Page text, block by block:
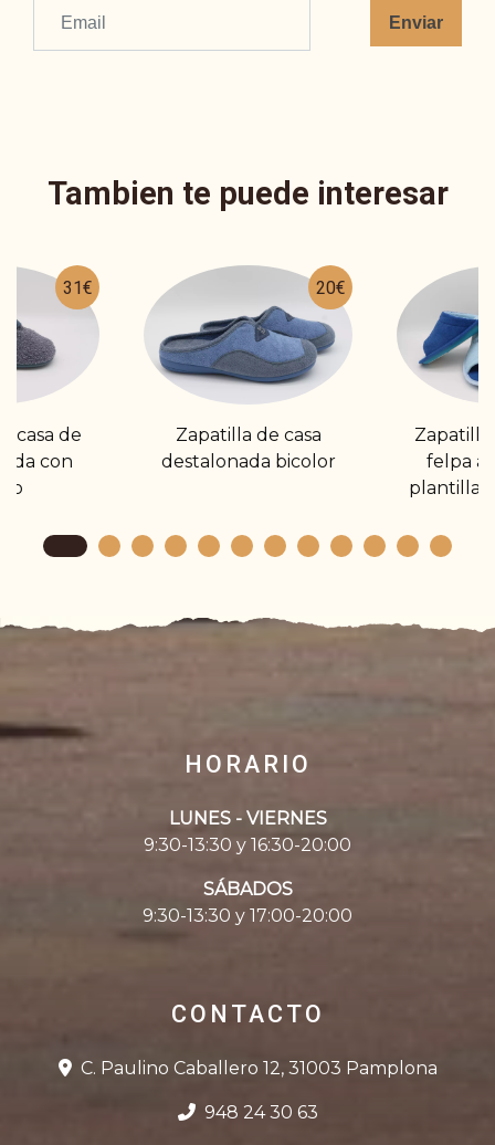
Enviar
Tambien te puede interesar
31€
casa de
con
20€
Zapatilla de casa
destalonada bicolor
Zapatilla
felpa
plantilla
HORARIO
LUNES - VIERNES
9:30-13:30 y 16:30-20:00
SÁBADOS
9:30-13:30 y 17:00-20:00
CONTACTO
C. Paulino Caballero 12, 31003 Pamplona
948 24 30 63